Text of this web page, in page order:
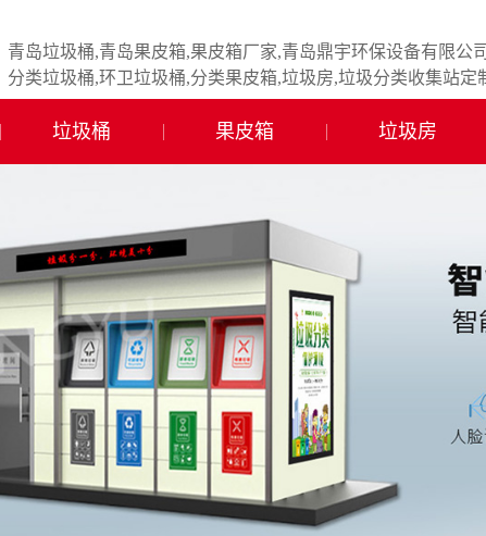
青岛垃圾桶,青岛果皮箱,果皮箱厂家,青岛鼎宇环保设备有限公司
分类垃圾桶,环卫垃圾桶,分类果皮箱,垃圾房,垃圾分类收集站定
垃圾桶 果皮箱 垃圾房